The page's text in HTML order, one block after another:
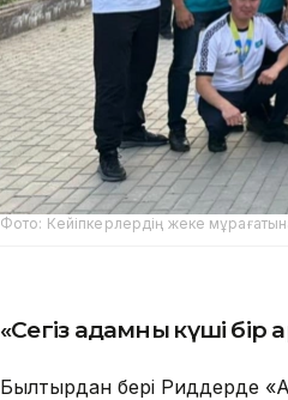
Фото: Кейіпкерлердің жеке
«Сегіз адамның күші
Былтырдан бері Риддерде